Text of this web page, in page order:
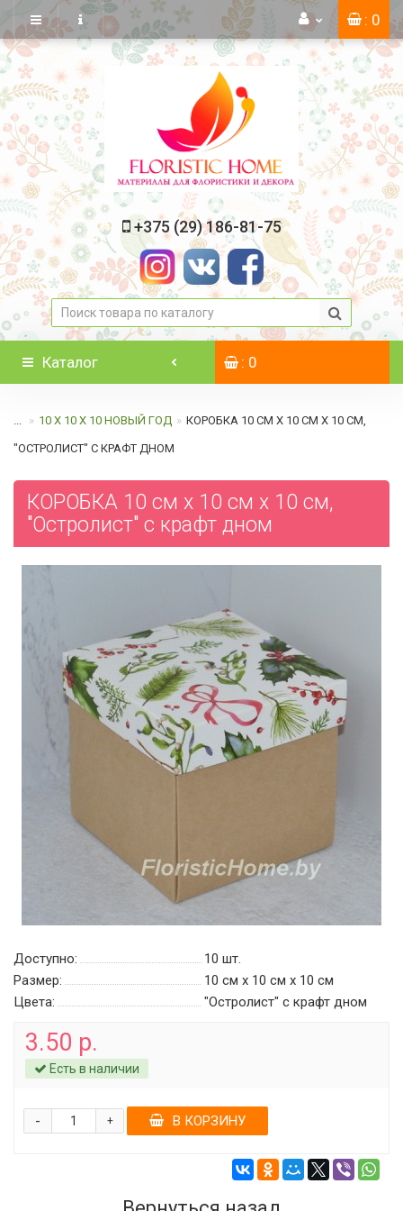
: 0
+375 (29) 186-81-75
Каталог : 0
... 10 Х 10 Х 10 НОВЫЙ ГОД КОРОБКА 10 СМ Х 10 СМ Х 10 СМ,
"ОСТРОЛИСТ" C КРАФТ ДНОМ
КОРОБКА 10 см х 10 см х 10 см,
"Остролист" c крафт дном
Доступно: 10 шт.
Размер:
10 см х 10 см х 10 см
Цвета:
"Остролист" c крафт дном
3.50 р.
Есть в наличии
+
- В КОРЗИНУ